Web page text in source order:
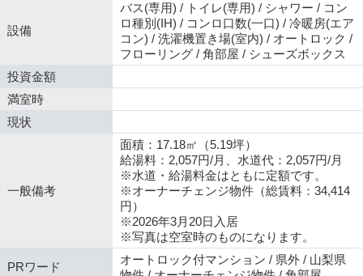
設備
バス(専用) / トイレ(専用) / シャワー / コン
ロ種別(IH) / コンロ口数(一口) / 冷暖房(エア
コン) / 洗濯機置き場(室内) / オートロック /
フローリング / 角部屋 / シューズボックス
投資金額
満室時
現状
一般備考
面積：17.18㎡（5.19坪）
給湯料：2,057円/月、水道代：2,057円/月
※水道・給湯料金はともに定額です。
※オーナーチェンジ物件（総賃料：34,414
円）
※2026年3月20日入居
※写真は空室時のものになります。
PRワード
オートロック付マンション / 県外 / 山梨県